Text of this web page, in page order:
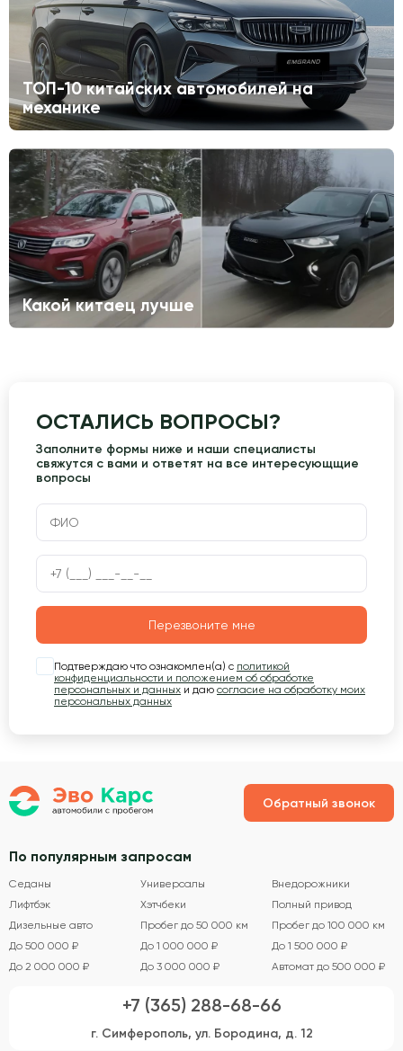
ТОП-10 китайских автомобилей на
механике
Какой китаец лучше
ОСТАЛИСЬ ВОПРОСЫ?
Заполните формы ниже и наши специалисты
свяжутся с вами и ответят на все интересующщие
вопросы
Перезвоните мне
Подтверждаю что ознакомлен(а) с политикой
конфиденциальности и положением об обработке
персональных и данных и даю согласие на обработку моих
персональных данных
Обратный звонок
По популярным запросам
Седаны Универсалы
Внедорожники
Лифтбэк
Хэтчбеки
Полный привод
Дизельные авто
Пробег до 50 000 км
Пробег до 100 000 км
До 500 000 ₽
До 1 000 000 ₽
До 1 500 000 ₽
До 2 000 000 ₽
До 3 000 000 ₽ Автомат до 500 000 ₽
+7 (365) 288-68-66
г. Симферополь, ул. Бородина, д. 12